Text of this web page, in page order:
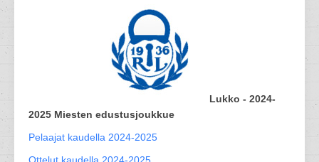
Lukko - 2024-
2025 Miesten edustusjoukkue
Pelaajat kaudella 2024-2025